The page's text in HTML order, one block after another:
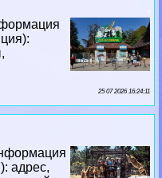
25 07 2026 16:24:11
адрес,